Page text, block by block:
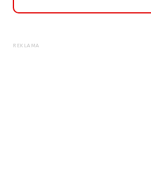
REKLAMA